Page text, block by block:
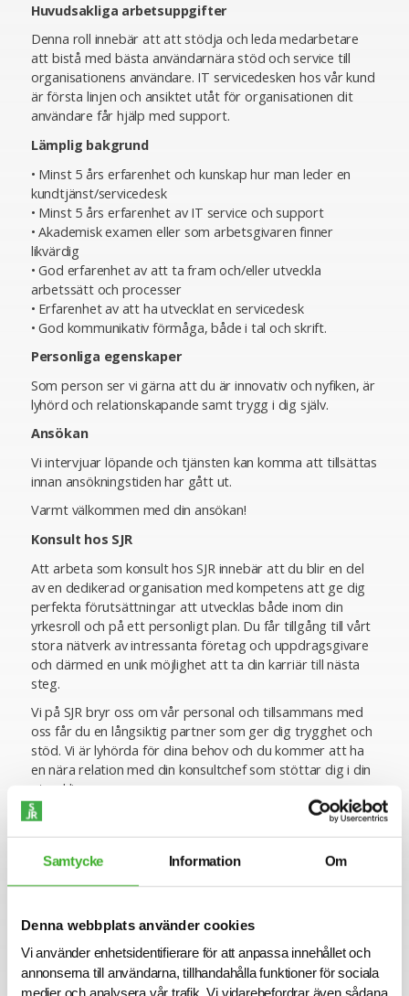
Samtycke Information Om
Denna webbplats använder cookies
Vi använder enhetsidentifierare för att anpassa innehållet och
annonserna till användarna, tillhandahålla funktioner för sociala
medier och analysera vår trafik. Vi vidarebefordrar även sådana
Huvudsakliga arbetsuppgifter
Denna roll innebär att att stödja och leda medarbetare
att bistå med bästa användarnära stöd och service till
organisationens användare. IT servicedesken hos vår kund
är första linjen och ansiktet utåt för organisationen dit
användare får hjälp med support.
Lämplig bakgrund
• Minst 5 års erfarenhet och kunskap hur man leder en
kundtjänst/servicedesk
• Minst 5 års erfarenhet av IT service och support
• Akademisk examen eller som arbetsgivaren finner
likvärdig
• God erfarenhet av att ta fram och/eller utveckla
arbetssätt och processer
• Erfarenhet av att ha utvecklat en servicedesk
• God kommunikativ förmåga, både i tal och skrift.
Personliga egenskaper
Som person ser vi gärna att du är innovativ och nyfiken, är
lyhörd och relationskapande samt trygg i dig själv.
Ansökan
Vi intervjuar löpande och tjänsten kan komma att tillsättas
innan ansökningstiden har gått ut.
Varmt välkommen med din ansökan!
Konsult hos SJR
Att arbeta som konsult hos SJR innebär att du blir en del
av en dedikerad organisation med kompetens att ge dig
perfekta förutsättningar att utvecklas både inom din
yrkesroll och på ett personligt plan. Du får tillgång till vårt
stora nätverk av intressanta företag och uppdragsgivare
och därmed en unik möjlighet att ta din karriär till nästa
steg.
Vi på SJR bryr oss om vår personal och tillsammans med
oss får du en långsiktig partner som ger dig trygghet och
stöd. Vi är lyhörda för dina behov och du kommer att ha
en nära relation med din konsultchef som stöttar dig i din
utveckling.
Se lediga jobb
Linnea Jäverup
+46 70 823 41 45